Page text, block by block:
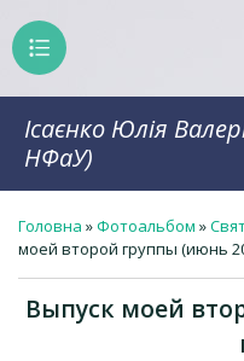
Ісаєнко Юлія
НФаУ)
Головна »Фотоальбом »
моей второй группы (июнь
Выпуск моей